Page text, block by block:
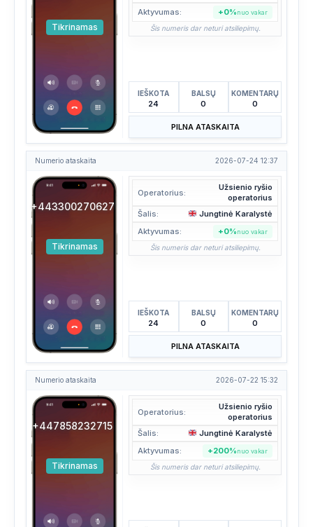
Tikrinamas
Aktyvumas:
+0%nuo vakar
Šis numeris dar neturi atsiliepimų.
IEŠKOTA
24
BALSŲ
0
KOMENTARŲ
0
PILNA ATASKAITA
Numerio ataskaita 2026-07-24 12:37
+443300270627
Tikrinamas
Operatorius:
Užsienio ryšio
operatorius
Šalis:
Jungtinė Karalystė
Aktyvumas:
+0%nuo vakar
Šis numeris dar neturi atsiliepimų.
IEŠKOTA
24
BALSŲ
0
KOMENTARŲ
0
PILNA ATASKAITA
Numerio ataskaita 2026-07-22 15:32
+447858232715
Tikrinamas
Operatorius:
Užsienio ryšio
operatorius
Šalis:
Jungtinė Karalystė
Aktyvumas:
+200%nuo vakar
Šis numeris dar neturi atsiliepimų.